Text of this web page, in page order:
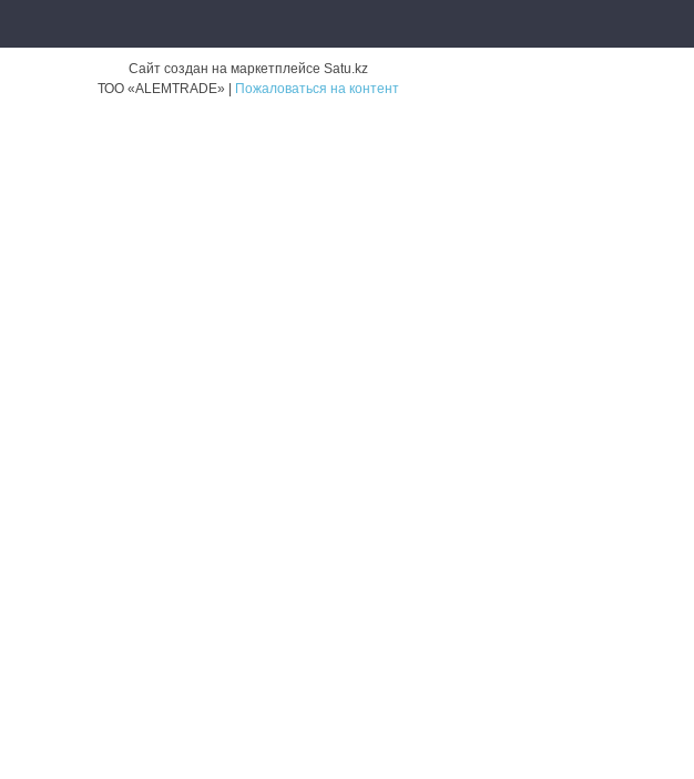
Сайт создан на маркетплейсе Satu.kz
Пожаловаться на контент